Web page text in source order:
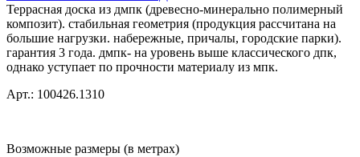
Террасная доска из дмпк (древесно-минерально полимерный
композит). стабильная геометрия (продукция рассчитана на
большие нагрузки. набережные, причалы, городские парки).
гарантия 3 года. дмпк- на уровень выше классического дпк,
однако уступает по прочности материалу из мпк.
Арт.: 100426.1310
Возможные размеры (в метрах)